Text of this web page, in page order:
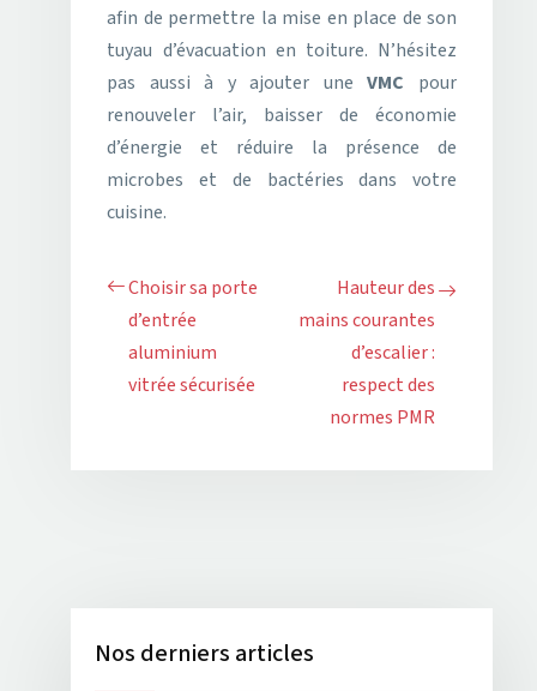
afin de permettre la mise en place de son
tuyau d’évacuation en toiture. N’hésitez
pas aussi à y ajouter uneVMC pour
renouveler l’air, baisser de économie
d’énergie et réduire la présence de
microbes et de bactéries dans votre
cuisine.
Choisir sa porte
d’entrée
aluminium
vitrée sécurisée
Hauteur des
mains courantes
d’escalier :
respect des
normes PMR
Nos derniers articles